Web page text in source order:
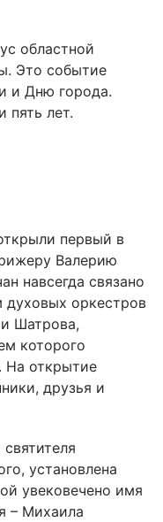
областной
Это событие
и Дню города.
пять лет.
первый в
Валерию
навсегда связано
оркестров
Шатрова,
которого
На открытие
друзья и
установлена
увековечено имя
– Михаила